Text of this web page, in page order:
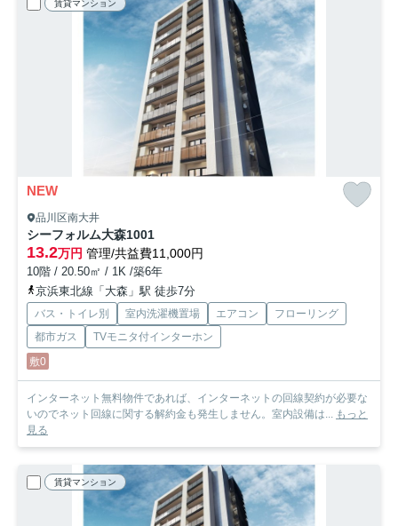
賃貸マンション
NEW
品川区南大井
シーフォルム大森1001
13.2万円 管理/共益費11,000円
10階 / 20.50㎡ / 1K /築6年
京浜東北線「大森」駅 徒歩7分
バス・トイレ別 室内洗濯機置場 エアコン
フローリング
都市ガス
TVモニタ付インターホン
敷0
インターネット無料物件であれば、インターネットの回線契約が必要な
いのでネット回線に関する解約金も発生しません。室内設備は... もっと
見る
賃貸マンション